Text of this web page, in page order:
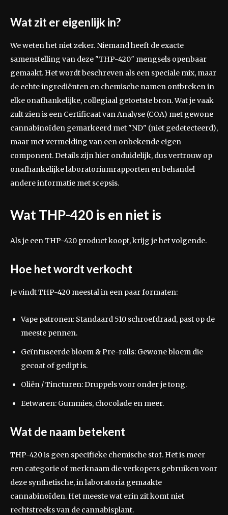
Wat zit er eigenlijk in?
We weten het niet zeker. Niemand heeft de exacte
samenstelling van deze "THP-420″ mengsels openbaar
gemaakt. Het wordt beschreven als een speciale mix, maar
de echte ingrediënten en chemische namen ontbreken in
elke onafhankelijke, collegiaal getoetste bron. Wat je vaak
zult zien is een Certificaat van Analyse (COA) met gewone
cannabinoïden gemarkeerd met "ND" (niet gedetecteerd),
maar met vermelding van een onbekende eigen
component. Details zijn hier onduidelijk, dus vertrouw op
onafhankelijke laboratoriumrapporten en behandel
andere informatie met scepsis.
Wat THP-420 is en niet is
Als je een THP-420 product koopt, krijg je het volgende.
Hoe het wordt verkocht
Je vindt THP-420 meestal in een paar formaten:
Vape patronen: Standaard 510 schroefdraad, past op de
meeste pennen.
Geïnfuseerde bloem & Pre-rolls: Gewone bloem die
gecoat of gedipt is.
Oliën / Tincturen: Druppels voor onder je tong.
Eetwaren: Gummies, chocolade en meer.
Wat de naam betekent
THP-420 is geen specifieke chemische stof. Het is meer
een categorie of merknaam die verkopers gebruiken voor
deze synthetische, in laboratoria gemaakte
cannabinoïden. Het meeste wat erin zit komt niet
rechtstreeks van de cannabisplant.